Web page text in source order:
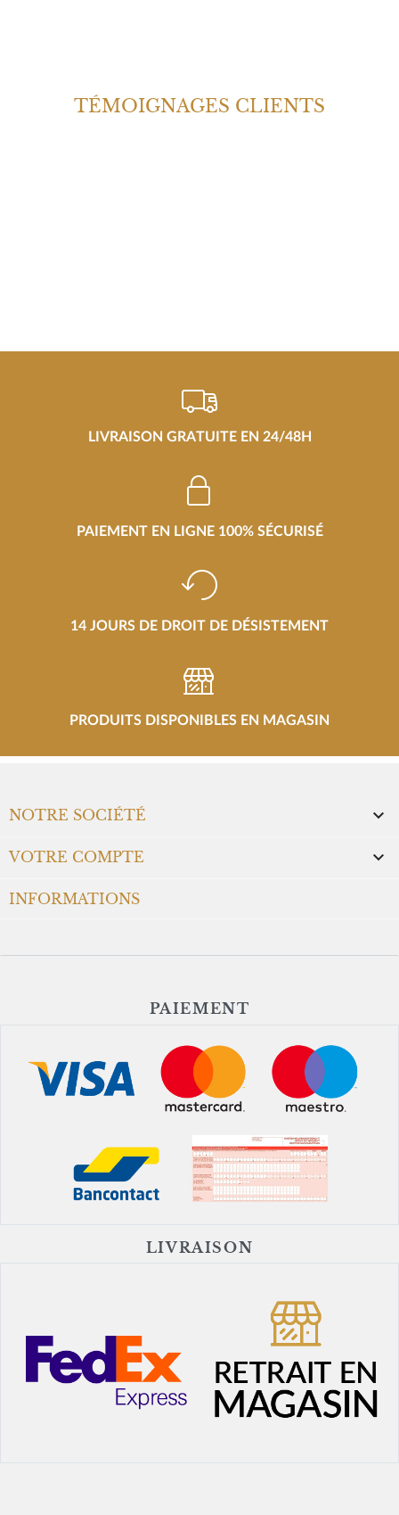
TÉMOIGNAGES CLIENTS
LIVRAISON GRATUITE EN 24/48H
PAIEMENT EN LIGNE 100% SÉCURISÉ
14 JOURS DE DROIT DE DÉSISTEMENT
PRODUITS DISPONIBLES EN MAGASIN
NOTRE SOCIÉTÉ 
VOTRE COMPTE 
INFORMATIONS
PAIEMENT
LIVRAISON